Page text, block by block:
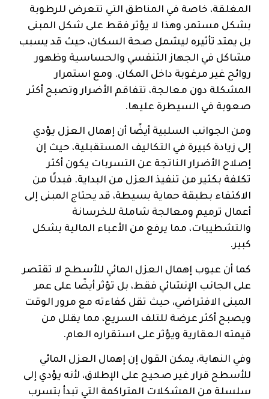
المغلقة، خاصة في المناطق التي تتعرض للرطوبة
بشكل مستمر، وهذا لا يؤثر فقط على شكل المبنى
بل يمتد تأثيره ليشمل صحة السكان، حيث قد يسبب
مشاكل في الجهاز التنفسي والحساسية وظهور
روائح غير مرغوبة داخل المكان. ومع استمرار
المشكلة دون معالجة، تتفاقم الأضرار وتصبح أكثر
صعوبة في السيطرة عليها.
ومن الجوانب السلبية أيضًا أن إهمال العزل يؤدي
إلى زيادة كبيرة في التكاليف المستقبلية، حيث إن
إصلاح الأضرار الناتجة عن التسربات يكون أكثر
تكلفة بكثير من تنفيذ العزل من البداية. فبدلًا من
الاكتفاء بطبقة حماية بسيطة، قد يحتاج المبنى إلى
أعمال ترميم ومعالجة شاملة للخرسانة
والتشطيبات، مما يرفع من الأعباء المالية بشكل
كبير.
كما أن عيوب إهمال العزل المائي للأسطح لا تقتصر
على الجانب الإنشائي فقط، بل تؤثر أيضًا على عمر
المبنى الافتراضي، حيث تقل كفاءته مع مرور الوقت
ويصبح أكثر عرضة للتلف السريع، مما يقلل من
قيمته العقارية ويؤثر على استقراره العام.
وفي النهاية، يمكن القول إن إهمال العزل المائي
للأسطح قرار غير صحيح على الإطلاق، لأنه يؤدي إلى
سلسلة من المشكلات المتراكمة التي تبدأ بتسرب